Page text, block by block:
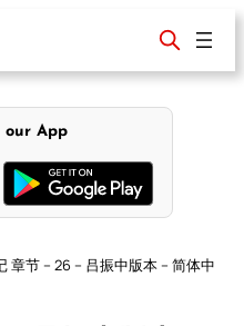
our App
章节 – 26 – 吕振中版本 – 简体中